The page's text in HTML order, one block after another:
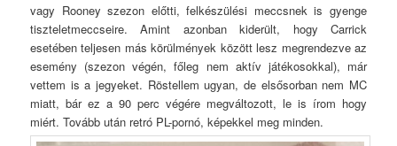
vagy Rooney szezon előtti, felkészülési meccsnek is gyenge
tiszteletmeccseire. Amint azonban kiderült, hogy Carrick
esetében teljesen más körülmények között lesz megrendezve az
esemény (szezon végén, főleg nem aktív játékosokkal), már
vettem is a jegyeket. Röstellem ugyan, de elsősorban nem MC
miatt, bár ez a 90 perc végére megváltozott, le is írom hogy
miért. Tovább után retró PL-pornó, képekkel meg minden.